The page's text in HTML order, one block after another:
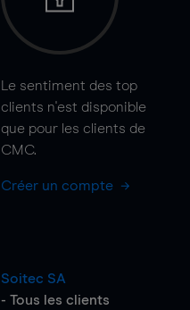
Le sentiment des top
clients n'est disponible
que pour les clients de
CMC.
Créer un compte
Soitec SA
- Tous les clients